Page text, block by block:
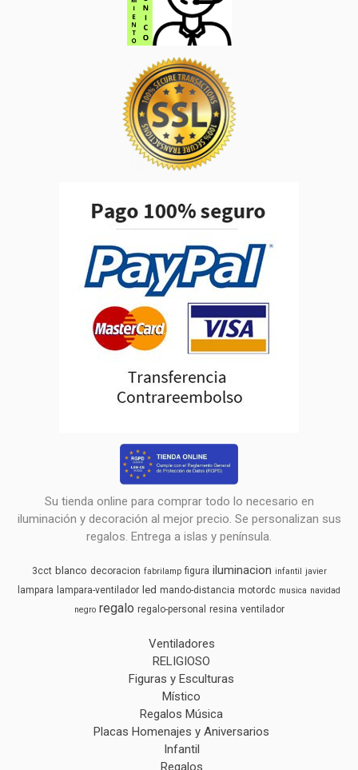
Su tienda online para comprar todo lo necesario en
iluminación y decoración al mejor precio. Se personalizan sus
regalos. Entrega a islas y península.
3cct blanco decoracion fabrilamp figura iluminacion infantil javier
lampara lampara-ventilador led mando-distancia motordc musica navidad
negro regalo regalo-personal resina ventilador
Ventiladores
RELIGIOSO
Figuras y Esculturas
Místico
Regalos Música
Placas Homenajes y Aniversarios
Infantil
Regalos